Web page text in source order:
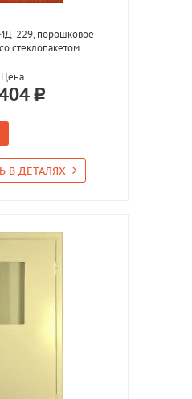
229, порошковое
стеклопакетом
Цена
В ДЕТАЛЯХ